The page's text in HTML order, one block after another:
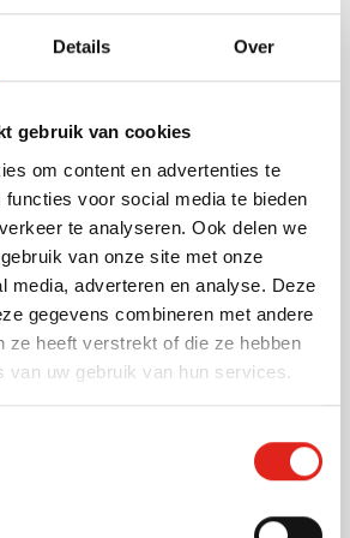
Details Over
gebruik van cookies
om content en advertenties te
functies voor social media te bieden
te analyseren. Ook delen we
van onze site met onze
media, adverteren en analyse. Deze
gegevens combineren met andere
ze heeft verstrekt of die ze hebben
van uw gebruik van hun services.
Max. 2 kleuren opdruk
dop). Geef ook uw gewenste
inktkleur op: blauwof
10723
12 gram
Bic
Blauw, Zwart
Kunststof
1.6 cm x 1.6 cm x 13.9